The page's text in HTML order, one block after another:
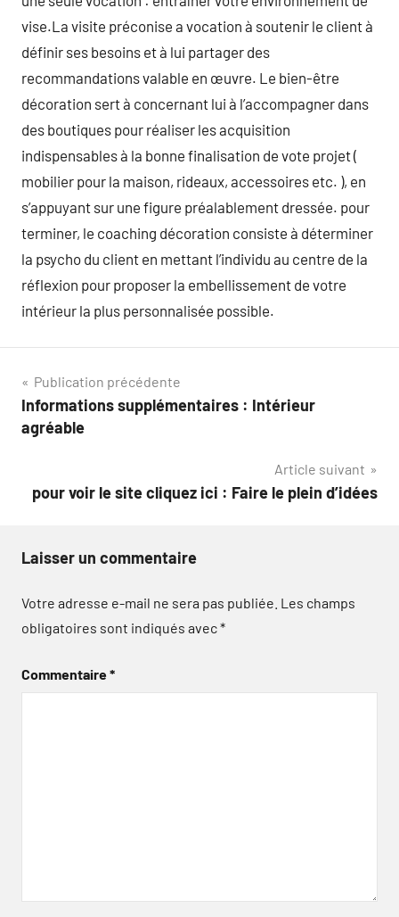
vise.La visite préconise a vocation à soutenir le client à
définir ses besoins et à lui partager des
recommandations valable en œuvre. Le bien-être
décoration sert à concernant lui à l’accompagner dans
des boutiques pour réaliser les acquisition
indispensables à la bonne finalisation de vote projet (
mobilier pour la maison, rideaux, accessoires etc. ), en
s’appuyant sur une figure préalablement dressée. pour
terminer, le coaching décoration consiste à déterminer
la psycho du client en mettant l’individu au centre de la
réflexion pour proposer la embellissement de votre
intérieur la plus personnalisée possible.
Navigation
de
Publication précédente
Informations supplémentaires : Intérieur
agréable
Article suivant
pour voir le site cliquez ici : Faire le plein d’idées
Laisser un commentaire
Votre adresse e-mail ne sera pas publiée. Les champs
obligatoires sont indiqués avec*
Commentaire*